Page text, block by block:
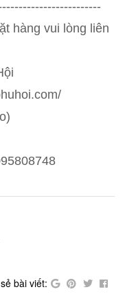
hàng vui lòng liên
bài viết: